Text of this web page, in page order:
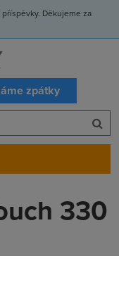
Děkujeme za
zpátky
330